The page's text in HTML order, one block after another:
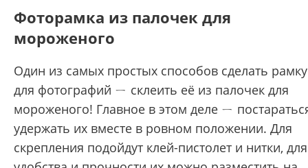
Фоторамка из палочек для
мороженого
Один из самых простых способов сделать рамку
для фотографий ㄧ склеить её из палочек для
мороженого! Главное в этом деле ㄧ
удержать их вместе в ровном положении. Для
скрепления подойдут клей-пистолет и нитки, для